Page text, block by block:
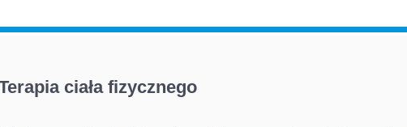
ciała fizycznego